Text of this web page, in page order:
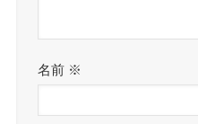
名前 ※